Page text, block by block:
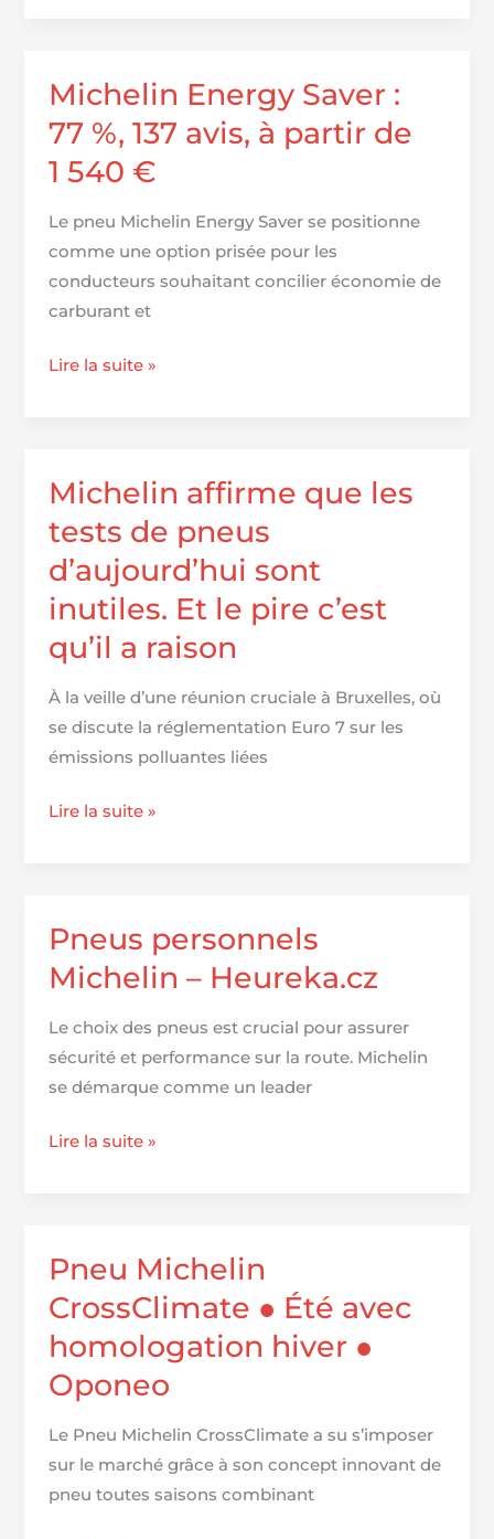
|
moto
Michelin Energy Saver :
77 %, 137 avis, à partir de
1 540 €
Le pneu Michelin Energy Saver se positionne
comme une option prisée pour les
conducteurs souhaitant concilier économie de
carburant et
Michelin
137
à
partir
de
1 540
€
Lire la suite »
Michelin affirme que les
tests de pneus
d’aujourd’hui sont
inutiles. Et le pire c’est
qu’il a raison
À la veille d’une réunion cruciale à Bruxelles, où
se discute la réglementation Euro 7 sur les
émissions polluantes liées
Michelin
tests
pneus
d’aujourd’hui
sont
inutiles.
le
a
Lire la suite »
Pneus personnels
Michelin – Heureka.cz
Le choix des pneus est crucial pour assurer
sécurité et performance sur la route. Michelin
se démarque comme un leader
Pneus
Heureka.cz
Lire la suite »
Pneu Michelin
CrossClimate ● Été avec
homologation hiver ●
Oponeo
Le Pneu Michelin CrossClimate a su s’imposer
sur le marché grâce à son concept innovant de
pneu toutes saisons combinant